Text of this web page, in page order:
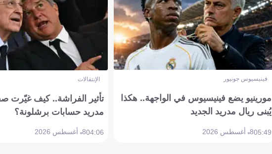
فينيسيوس جونيور
مورينيو يضع فينيسيوس في الواجهة.. هكذا
يُبنى ريال مدريد الجديد
05:498 أغسطس 2026
الإنتقالات
تأثير الفراشة.. كيف غيّرت
مدريد حسابات برشلونة؟
04:068 أغسطس 2026